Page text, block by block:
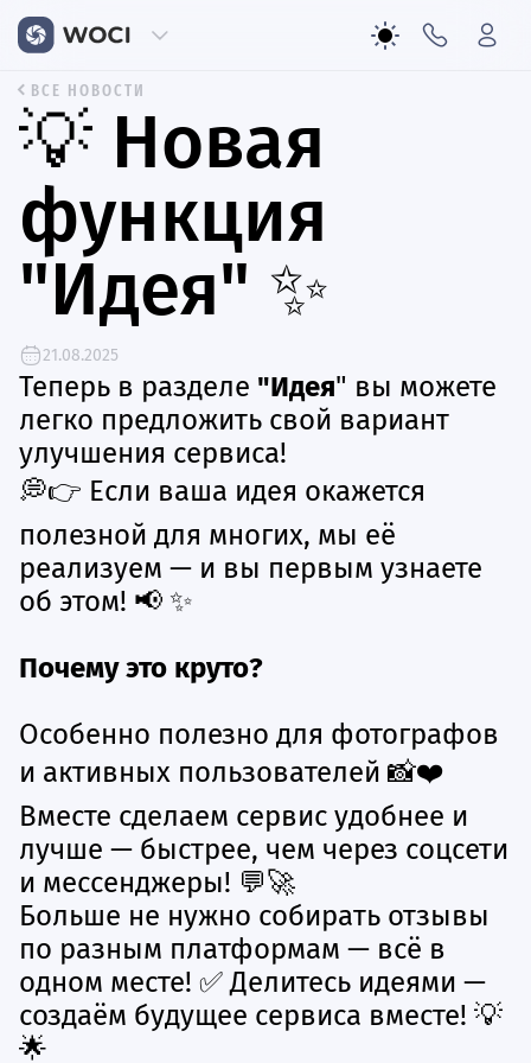
ВСЕ НОВОСТИ
💡 Новая
функция
"Идея" ✨
21.08.2025
Теперь в разделе "Идея" вы можете
легко предложить свой вариант
улучшения сервиса!
💭👉 Если ваша идея окажется
полезной для многих, мы её
реализуем — и вы первым узнаете
об этом! 📢 ✨
Почему это круто?
Особенно полезно для фотографов
и активных пользователей 📸❤️
Вместе сделаем сервис удобнее и
лучше — быстрее, чем через соцсети
и мессенджеры! 💬🚀
Больше не нужно собирать отзывы
по разным платформам — всё в
одном месте! ✅ Делитесь идеями —
создаём будущее сервиса вместе! 💡
🌟